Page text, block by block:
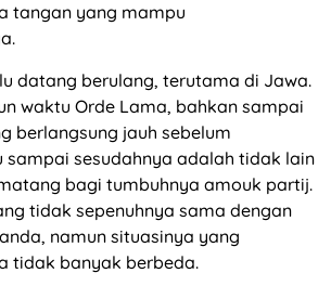
tangan yang mampu
datang berulang, terutama di Jawa.
waktu Orde Lama, bahkan sampai
berlangsung jauh sebelum
sampai sesudahnya adalah tidak lain
bagi tumbuhnya amouk partij.
tidak sepenuhnya sama dengan
namun situasinya yang
tidak banyak berbeda.